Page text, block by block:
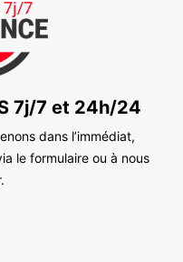
7j/7 et 24h/24
dans l’immédiat,
le formulaire ou à nous